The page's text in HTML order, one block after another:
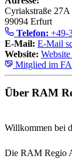
Cyriakstraße 27A
99094 Erfurt
Telefon: +49-
E-Mail: E-Mail
Website: Website
Mitglied im
Über RAM
Willkommen bei
Die RAM Regio